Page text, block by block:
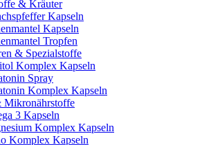
& Kräuter
Kapseln
Kapseln
Tropfen
& Spezialstoffe
Komplex Kapseln
Spray
Komplex Kapseln
Mikronährstoffe
3 Kapseln
Komplex Kapseln
Komplex Kapseln